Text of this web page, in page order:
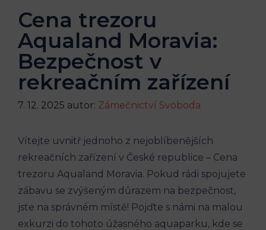
Cena trezoru
Aqualand Moravia:
Bezpečnost v
rekreačním zařízení
7. 12. 2025 autor: Zámečnictví Svoboda
Vítejte uvnitř jednoho z nejoblíbenějších
rekreačních zařízení v České republice – Cena
trezoru Aqualand Moravia. Pokud rádi spojujete
zábavu se zvýšeným důrazem na bezpečnost,
jste na správném místě! Pojďte s námi na malou
exkurzi do tohoto úžasného aquaparku, kde se